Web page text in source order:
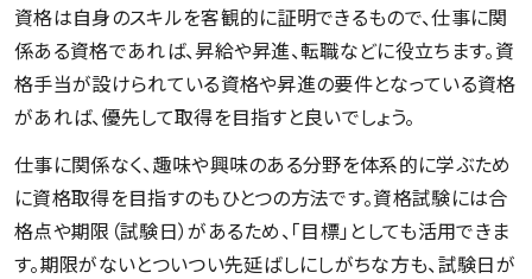
資格は自身のスキルを客観的に証明できるもので、仕事に関
係ある資格であれば、昇給や昇進、転職などに役立ちます。資
格手当が設けられている資格や昇進の要件となっている資格
があれば、優先して取得を目指すと良いでしょう。
仕事に関係なく、趣味や興味のある分野を体系的に学ぶため
に資格取得を目指すのもひとつの方法です。資格試験には合
格点や期限（試験日）があるため、「目標」としても活用できま
す。期限がないとついつい先延ばしにしがちな方も、試験日が